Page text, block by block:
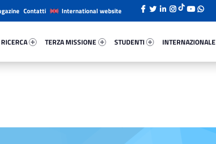
RICERCA
TERZA MISSIONE
STUDENTI
INTERNAZIONALE
Contatti International website